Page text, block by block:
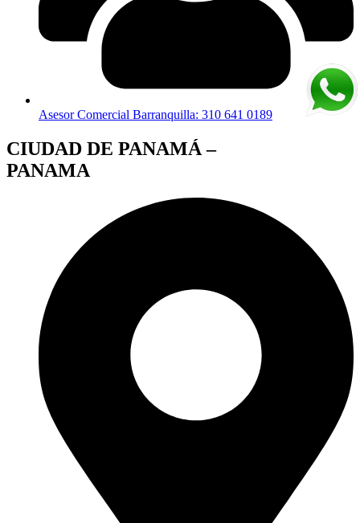
Asesor Comercial Barranquilla: 310 641 0189
CIUDAD DE PANAMÁ –
PANAMA